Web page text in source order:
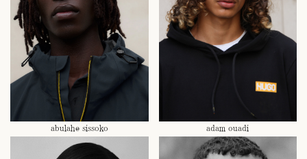
abulahe sissoko adam ouadi